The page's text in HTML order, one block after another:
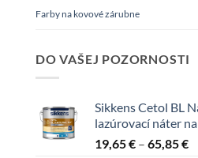
Farby na kovové zárubne
DO VAŠEJ POZORNOSTI
Sikkens Cetol BL
lazúrovací náter
19,65€ – 65,85€